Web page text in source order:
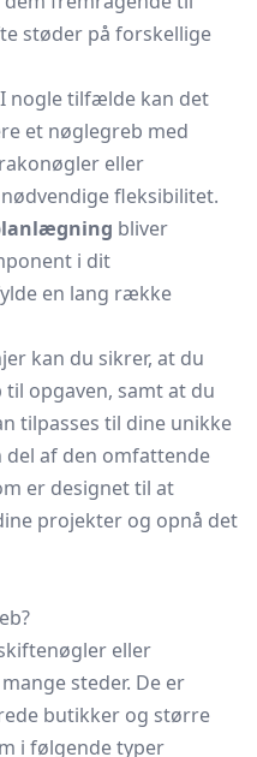
støder på forskellige
I nogle tilfælde kan det
et nøglegreb med
eller
fleksibilitet.
bliver
i dit
en lang række
kan du sikrer, at du
opgaven, samt at du
tilpasses til dine unikke
del af den omfattende
er designet til at
projekter og opnå det
eller
steder. De er
butikker og større
i følgende typer